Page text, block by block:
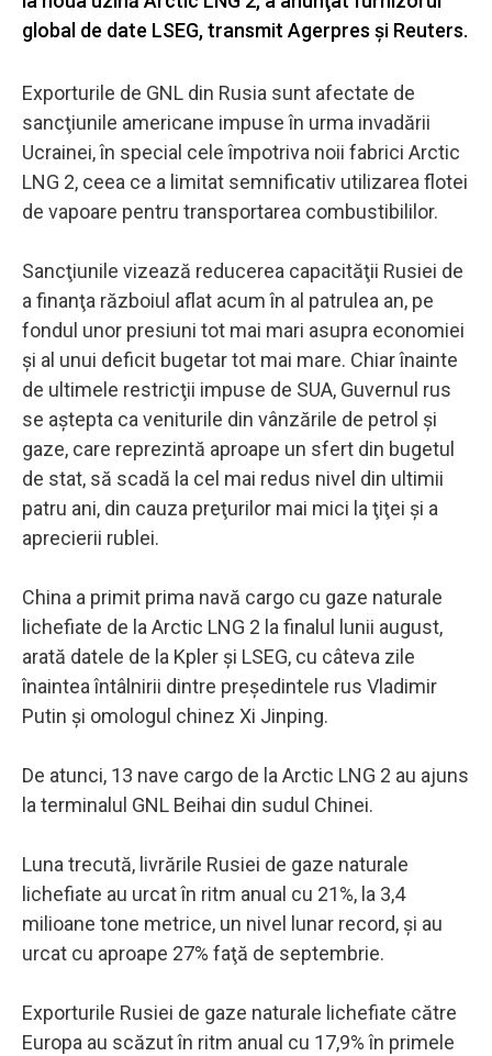
global de date LSEG, transmit Agerpres și Reuters.
Exporturile de GNL din Rusia sunt afectate de
sancţiunile americane impuse în urma invadării
Ucrainei, în special cele împotriva noii fabrici Arctic
LNG 2, ceea ce a limitat semnificativ utilizarea flotei
de vapoare pentru transportarea combustibililor.
Sancţiunile vizează reducerea capacităţii Rusiei de
a finanţa războiul aflat acum în al patrulea an, pe
fondul unor presiuni tot mai mari asupra economiei
şi al unui deficit bugetar tot mai mare. Chiar înainte
de ultimele restricţii impuse de SUA, Guvernul rus
se aştepta ca veniturile din vânzările de petrol şi
gaze, care reprezintă aproape un sfert din bugetul
de stat, să scadă la cel mai redus nivel din ultimii
patru ani, din cauza preţurilor mai mici la ţiţei şi a
aprecierii rublei.
China a primit prima navă cargo cu gaze naturale
lichefiate de la Arctic LNG 2 la finalul lunii august,
arată datele de la Kpler şi LSEG, cu câteva zile
înaintea întâlnirii dintre preşedintele rus Vladimir
Putin şi omologul chinez Xi Jinping.
De atunci, 13 nave cargo de la Arctic LNG 2 au ajuns
la terminalul GNL Beihai din sudul Chinei.
Luna trecută, livrările Rusiei de gaze naturale
lichefiate au urcat în ritm anual cu 21%, la 3,4
milioane tone metrice, un nivel lunar record, şi au
urcat cu aproape 27% faţă de septembrie.
Exporturile Rusiei de gaze naturale lichefiate către
Europa au scăzut în ritm anual cu 17,9% în primele